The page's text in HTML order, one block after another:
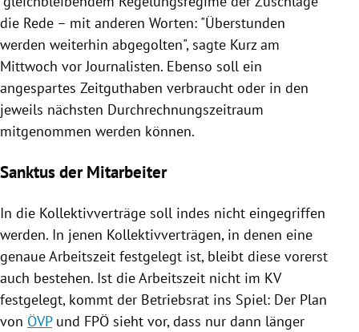
die Rede – mit anderen Worten: "Überstunden
werden weiterhin abgegolten", sagte Kurz am
Mittwoch vor Journalisten. Ebenso soll ein
angespartes Zeitguthaben verbraucht oder in den
jeweils nächsten Durchrechnungszeitraum
mitgenommen werden können.
Sanktus der Mitarbeiter
In die Kollektivverträge soll indes nicht eingegriffen
werden. In jenen Kollektivverträgen, in denen eine
genaue Arbeitszeit festgelegt ist, bleibt diese vorerst
auch bestehen. Ist die Arbeitszeit nicht im KV
festgelegt, kommt der Betriebsrat ins Spiel: Der Plan
von ÖVPund FPÖ sieht vor, dass nur dann länger